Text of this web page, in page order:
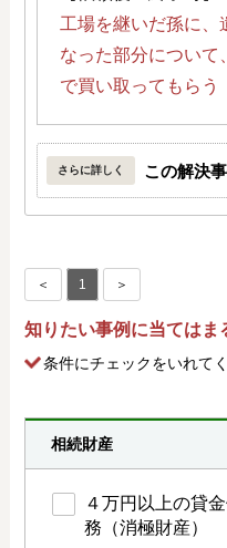
工場を継いだ孫に、
なった部分について
で買い取ってもらう
さらに詳しく この解決
＜ 1 ＞
知りたい事例に当てはま
条件にチェックをいれて
相続財産
４万円以上の貸
務（消極財産）